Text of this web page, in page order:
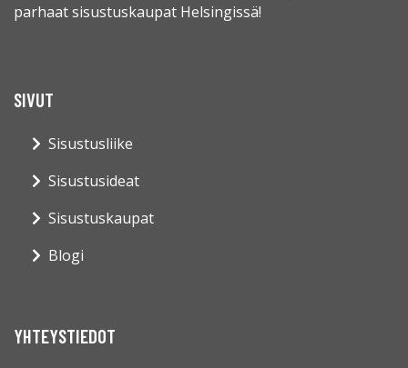
parhaat sisustuskaupat Helsingissä!
SIVUT
Sisustusliike
Sisustusideat
Sisustuskaupat
Blogi
YHTEYSTIEDOT